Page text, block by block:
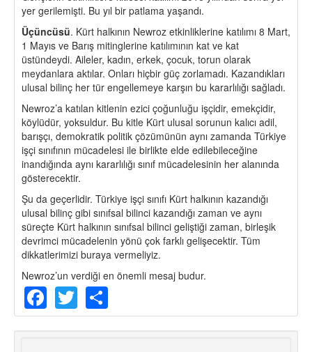
yer gerilemişti. Bu yıl bir patlama yaşandı.
Üçüncüsü. Kürt halkının Newroz etkinliklerine katılımı 8 Mart,
1 Mayıs ve Barış mitinglerine katılımının kat ve kat
üstündeydi. Aileler, kadın, erkek, çocuk, torun olarak
meydanlara aktılar. Onları hiçbir güç zorlamadı. Kazandıkları
ulusal bilinç her tür engellemeye karşın bu kararlılığı sağladı.
Newroz’a katılan kitlenin ezici çoğunluğu işçidir, emekçidir,
köylüdür, yoksuldur. Bu kitle Kürt ulusal sorunun kalıcı adil,
barışçı, demokratik politik çözümünün aynı zamanda Türkiye
işçi sınıfının mücadelesi ile birlikte elde edilebileceğine
inandığında aynı kararlılığı sınıf mücadelesinin her alanında
gösterecektir.
Şu da geçerlidir. Türkiye işçi sınıfı Kürt halkının kazandığı
ulusal bilinç gibi sınıfsal bilinci kazandığı zaman ve aynı
süreçte Kürt halkının sınıfsal bilinci geliştiği zaman, birleşik
devrimci mücadelenin yönü çok farklı gelişecektir. Tüm
dikkatlerimizi buraya vermeliyiz.
Newroz’un verdiği en önemli mesaj budur.
Facebook
Twitter